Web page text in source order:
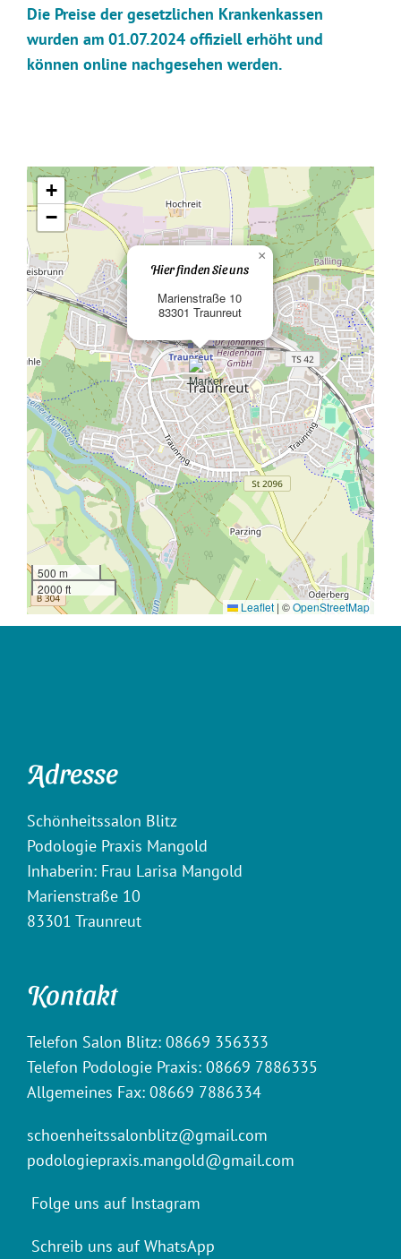
Die Preise der gesetzlichen Krankenkassen
wurden am 01.07.2024 offiziell erhöht und
können online nachgesehen werden.
Hier finden Sie uns
Marienstraße 10
83301 Traunreut
×
+
−
500 m
2000 ft
Leaflet | ©OpenStreetMap
Adresse
Schönheitssalon Blitz
Podologie Praxis Mangold
Inhaberin: Frau Larisa Mangold
Marienstraße 10
83301 Traunreut
Kontakt
Telefon Salon Blitz: 08669 356333
Telefon Podologie Praxis: 08669 7886335
Allgemeines Fax: 08669 7886334
schoenheitssalonblitz@gmail.com
podologiepraxis.mangold@gmail.com
Folge uns auf Instagram
Schreib uns auf WhatsApp